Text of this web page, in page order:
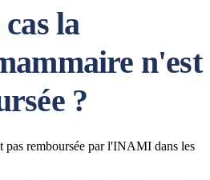
la
n'est
?
pas remboursée par l'INAMI dans les